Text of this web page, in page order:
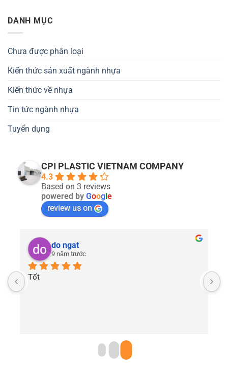
DANH MỤC
Chưa được phân loại
Kiến thức sản xuất ngành nhựa
Kiến thức về nhựa
Tin tức ngành nhựa
Tuyển dụng
CPI PLASTIC VIETNAM COMPANY
4.3
Based on 3 reviews
powered by Goog e
review us on
do ngat
9 năm trước
Tốt